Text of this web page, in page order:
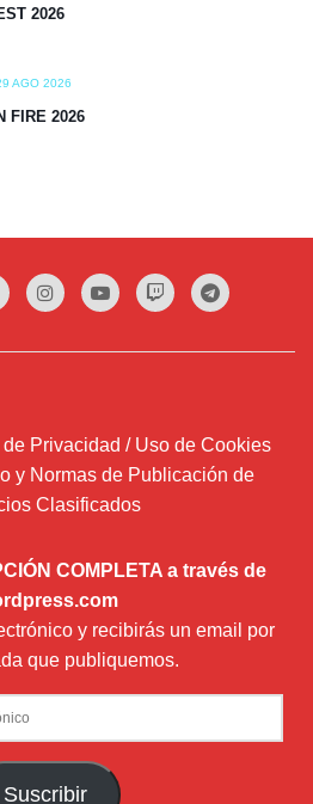
2026
AGO 2026
FIRE 2026
Privacidad / Uso de Cookies
y Normas de Publicación de
Clasificados
COMPLETA a través de
y recibirás un email por
que publiquemos.
Suscribir